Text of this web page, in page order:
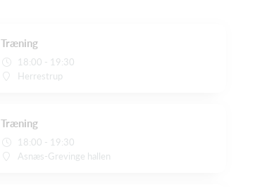
Træning
18:00 - 19:30
Herrestrup
Træning
18:00 - 19:30
Asnæs-Grevinge hallen